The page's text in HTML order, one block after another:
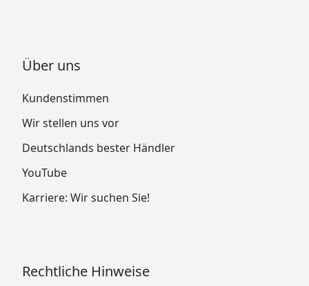
Über uns
Kundenstimmen
Wir stellen uns vor
Deutschlands bester Händler
YouTube
Karriere: Wir suchen Sie!
Rechtliche Hinweise